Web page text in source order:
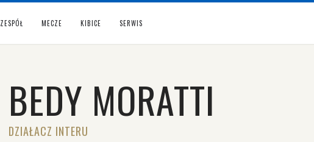
ZESPÓŁ MECZE KIBICE SERWIS
BEDY MORATTI
DZIAŁACZ INTERU